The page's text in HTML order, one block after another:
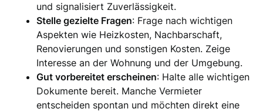
und signalisiert Zuverlässigkeit.
Stelle gezielte Fragen: Frage nach wichtigen
Aspekten wie Heizkosten, Nachbarschaft,
Renovierungen und sonstigen Kosten. Zeige
Interesse an der Wohnung und der Umgebung.
Gut vorbereitet erscheinen: Halte alle wichtigen
Dokumente bereit. Manche Vermieter
entscheiden spontan und möchten direkt eine